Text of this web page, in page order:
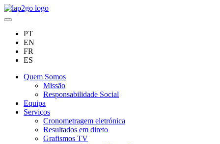
PT
EN
FR
ES
Quem Somos
Missão
Responsabilidade Social
Equipa
Serviços
Cronometragem eletrónica
Resultados em direto
Grafismos TV